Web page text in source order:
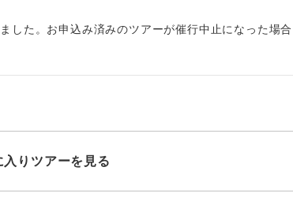
した。お申込み済みのツアーが催行中止になった場
入りツアーを見る
1名様1室利用でも追加料金がかからないコース
ご夫婦限定でご参加いただけるコースです。